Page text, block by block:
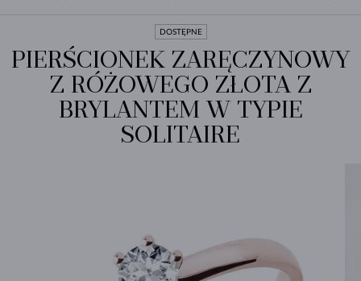
DOSTĘPNE
PIERŚCIONEK ZARĘCZYNOWY
Z RÓŻOWEGO ZŁOTA Z
BRYLANTEM W TYPIE
SOLITAIRE